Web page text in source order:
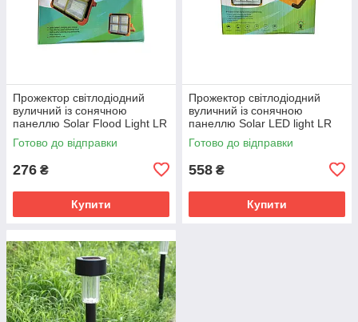
Прожектор світлодіодний
вуличний із сонячною
панеллю Solar Flood Light LR
200 (10610), 2400 mAh
SV227
Готово до відправки
276 ₴
Купити
Прожектор світлодіодний
вуличний із сонячною
панеллю Solar LED light LR
150 (9938) SV227
Готово до відправки
558 ₴
Купити